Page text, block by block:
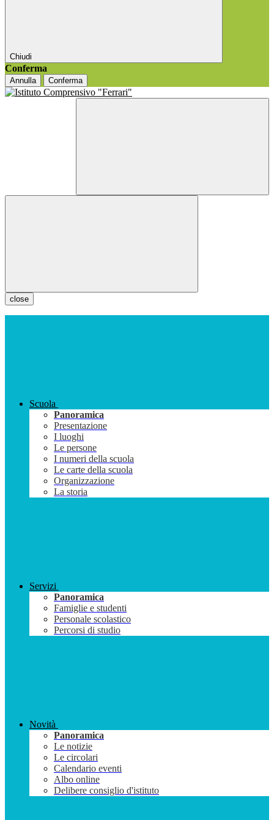
Chiudi
Conferma
Annulla Conferma
close
Scuola
Panoramica
Presentazione
I luoghi
Le persone
I numeri della scuola
Le carte della scuola
Organizzazione
La storia
Servizi
Panoramica
Famiglie e studenti
Personale scolastico
Percorsi di studio
Novità
Panoramica
Le notizie
Le circolari
Calendario eventi
Albo online
Delibere consiglio d'istituto